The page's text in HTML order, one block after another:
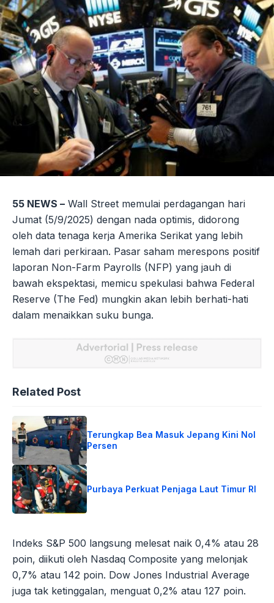
55 NEWS – Wall Street memulai perdagangan hari
Jumat (5/9/2025) dengan nada optimis, didorong
oleh data tenaga kerja Amerika Serikat yang lebih
lemah dari perkiraan. Pasar saham merespons positif
laporan Non-Farm Payrolls (NFP) yang jauh di
bawah ekspektasi, memicu spekulasi bahwa Federal
Reserve (The Fed) mungkin akan lebih berhati-hati
dalam menaikkan suku bunga.
Related Post
Terungkap Bea Masuk Jepang Kini Nol
Persen
Purbaya Perkuat Penjaga Laut Timur RI
Indeks S&P 500 langsung melesat naik 0,4% atau 28
poin, diikuti oleh Nasdaq Composite yang melonjak
0,7% atau 142 poin. Dow Jones Industrial Average
juga tak ketinggalan, menguat 0,2% atau 127 poin.